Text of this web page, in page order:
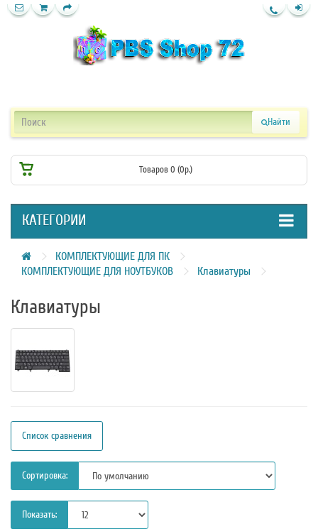
Найти
Товаров 0 (0р.)
КАТЕГОРИИ
КОМПЛЕКТУЮЩИЕ ДЛЯ ПК
КОМПЛЕКТУЮЩИЕ ДЛЯ НОУТБУКОВ
Клавиатуры
Клавиатуры
Список сравнения
Сортировка:
Показать: